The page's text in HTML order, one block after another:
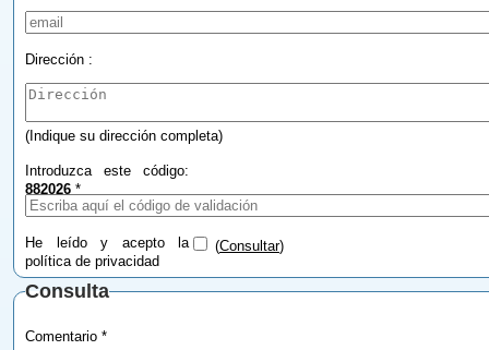
Dirección :
(Indique su dirección completa)
Introduzca este código:
882026 *
He leído y acepto la
política de privacidad
(Consultar)
Consulta
Comentario *